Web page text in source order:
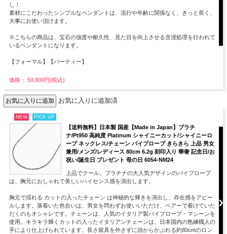
し！
素材にこだわったシンプルなペンダントは、流行や年齢に関係なく、きっと長く、
大事にお使い頂けます。
※こちらの商品は、宝石の強度や耐久性、見た目を向上させる含浸処理を行われて
いるペンダントになります。
【フォーマル】【パーティー】
価格： 59,800円(税込)
お気に入りに追加済
NEW PICK UP
【送料無料】日本製 国産【Made in Japan】プラチ
ナ/Pt950 高純度 Platinum シャイニーカット/シャイニーロ
ープ ネックレス/チェーン パイプロープ きらきら 上品 男女
兼用/メンズ/レディース 80cm 6.2g 刻印入り 華奢 記念日/お
祝い/誕生日 プレゼント 母の日 6054-NM24
上品でクール。プラチナの大人気デザインのパイプロープ
は、胸元におしゃれで美しいハイセンス感を演出します。
胸元で揺れる カットの入ったチェーン は神秘的な輝きを演出し、存在感をアピー
ルします。落着いた色合いは、男女を問わずお使いいただけ、ペアーで着けていた
だくのもオシャレです。チェーンは、人気のイタリア製パイプロープ・マシーンを
使用。キラキラ輝くカットの入ったイタリアンチェーンは、日本国内の熟練職人の
手により仕上げられています。長さ留具を外さずに頭からかぶれる約80cmのロン